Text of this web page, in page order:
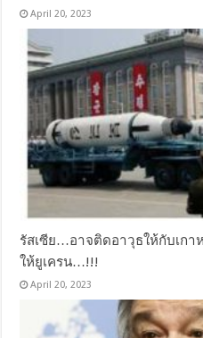
April 20, 2023
รัสเซีย…อาจติดอาวุธให้กับเกา
ให้ยูเครน…!!!
April 20, 2023